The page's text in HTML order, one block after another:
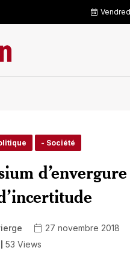
- Société
27 novembre 2018
53 Views